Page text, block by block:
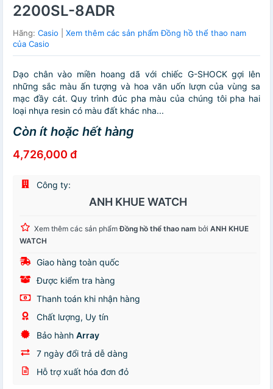
2200SL-8ADR
Hãng: Casio
Xem thêm các sản phẩm Đồng hồ thể thao nam
của Casio
Dạo chân vào miền hoang dã với chiếc G-SHOCK gợi lên
những sắc màu ấn tượng và hoa văn uốn lượn của vùng sa
mạc đầy cát. Quy trình đúc pha màu của chúng tôi pha hai
loại nhựa resin có màu đất khác nha...
Còn ít hoặc hết hàng
4,726,000 đ
Công ty:
ANH KHUE WATCH
Xem thêm các sản phẩmĐồng hồ thể thao nam bởi ANH KHUE
WATCH
Giao hàng toàn quốc
Được kiểm tra hàng
Thanh toán khi nhận hàng
Chất lượng, Uy tín
Bảo hành Array
7 ngày đổi trả dễ dàng
Hỗ trợ xuất hóa đơn đỏ